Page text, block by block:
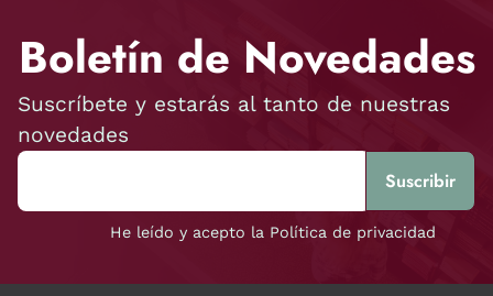
Boletín de Novedades
Suscríbete y estarás al tanto de nuestras
novedades
He leído y acepto la Política de privacidad